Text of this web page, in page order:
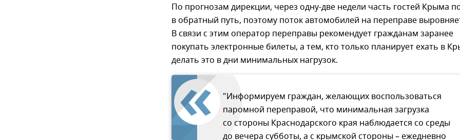
По прогнозам дирекции, через одну-две недели часть гостей Крыма
в обратный путь, поэтому поток автомобилей на переправе
В связи с этим оператор переправы рекомендует гражданам заранее
покупать электронные билеты, а тем, кто только планирует ехать в
делать это в дни минимальных нагрузок.
"Информируем граждан, желающих воспользоваться
паромной переправой, что минимальная загрузка
со стороны Краснодарского края наблюдается со среды
до вечера субботы, а с крымской стороны – ежедневно